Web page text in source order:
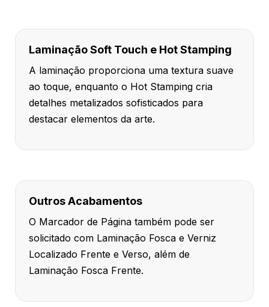
Laminação Soft Touch e Hot Stamping
A laminação proporciona uma textura suave
ao toque, enquanto o Hot Stamping cria
detalhes metalizados sofisticados para
destacar elementos da arte.
Outros Acabamentos
O Marcador de Página também pode ser
solicitado com Laminação Fosca e Verniz
Localizado Frente e Verso, além de
Laminação Fosca Frente.